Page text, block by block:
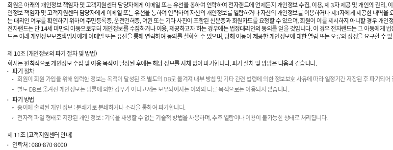
회원은 아래의 개인정보 책임자 및 고객지원센터 담당자에게 이메일 또는 유선을 통하여 연락하여 전자랜드에 언제든지 개인정보 수집, 이용, 제 3자 제공 및 개인의 권리
인정보 책임자 및 고객지원센터 담당자에게 이메일 또는 유선을 통하여 연락하여 자신의 개인정보를 열람하거나 자신의 개인정보를 이용하거나 제3자에게 제공한 내역
는 대리인 여부를 확인하기 위하여 주민등록증, 운전면허증, 여권 또는 기타 사진이 포함된 신분증과 회원카드를 요청할 수 있으며, 회원이 이를 제시하지 아니할 경우 개인
전자랜드는 만 14세 미만의 아동으로부터 개인정보를 수집하거나 이용, 제공하고자 하는 경우에는 법정대리인의 동의를 얻을 것입니다. 이 경우 전자랜드는 그 아동에게
드는 아래 개인정보보호책임자에게 이메일 또는 유선을 통해 연락하여 동의를 철회할 수 있으며, 당해 아동이 제공한 개인정보에 대한 열람 또는 오류의 정정을 요구할 수
제 10조 (개인정보의 파기 절차 및 방법)
회사는 원칙적으로 개인정보 수집 및 이용 목적이 달성된 후에는 해당 정보를 지체 없이 파기합니다. 파기 절차 및 방법은 다음과 같습니다.
파기 절차
회원이 회원 가입을 위해 입력한 정보는 목적이 달성된 후 별도의 DB로 옮겨져 내부 방침 및 기타 관련 법령에 의한 정보보호 사유에 따라 일정기간 저장된 후 파기되어
별도 DB로 옮겨진 개인정보는 법률에 의한 경우가 아니고서는 보유되어지는 이외의 다른 목적으로는 이용되지 않습니다.
파기 방법
종이에 출력된 개인 정보 : 분쇄기로 분쇄하거나 소각을 통하여 파기합니다.
전자적 파일 형태로 저장된 개인 정보 : 기록을 재생할 수 없는 기술적 방법을 사용하며, 추후 열람이나 이용이 불가능한 상태로 처리됩니다.
제 11조 (고객지원센터 안내)
연락처 : 080-870-8000